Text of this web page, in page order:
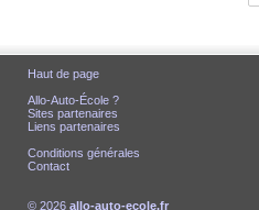
Haut de page
Allo-Auto-École ?
Sites partenaires
Liens partenaires
Conditions générales
Contact
© 2026 allo-auto-ecole.fr